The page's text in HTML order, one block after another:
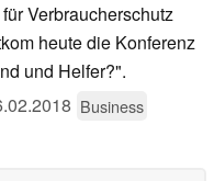
Verbraucherschutz
heute die Konferenz
und Helfer?".
Business